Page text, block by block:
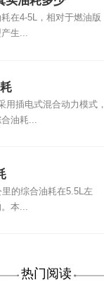
在4-5L，相对于燃油版
生...
用插电式混合动力模式，
油耗...
的综合油耗在5.5L左
本...
热门阅读